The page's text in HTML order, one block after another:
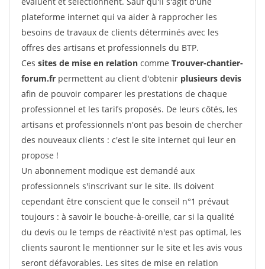
plateforme internet qui va aider à rapprocher les
besoins de travaux de clients déterminés avec les
offres des artisans et professionnels du BTP.
Ces sites de mise en relation comme Trouver-chantier-
forum.fr permettent au client d'obtenir plusieurs devis
afin de pouvoir comparer les prestations de chaque
professionnel et les tarifs proposés. De leurs côtés, les
artisans et professionnels n'ont pas besoin de chercher
des nouveaux clients : c'est le site internet qui leur en
propose !
Un abonnement modique est demandé aux
professionnels s'inscrivant sur le site. Ils doivent
cependant être conscient que le conseil n°1 prévaut
toujours : à savoir le bouche-à-oreille, car si la qualité
du devis ou le temps de réactivité n'est pas optimal, les
clients sauront le mentionner sur le site et les avis vous
seront défavorables. Les sites de mise en relation